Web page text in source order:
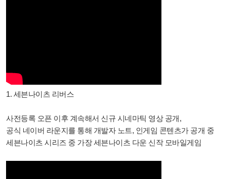
1. 세븐나이츠 리버스
사전등록 오픈 이후 계속해서 신규 시네마틱 영상 공개,
공식 네이버 라운지를 통해 개발자 노트, 인게임 콘텐츠가 공개 중
세븐나이츠 시리즈 중 가장 세븐나이츠 다운 신작 모바일게임